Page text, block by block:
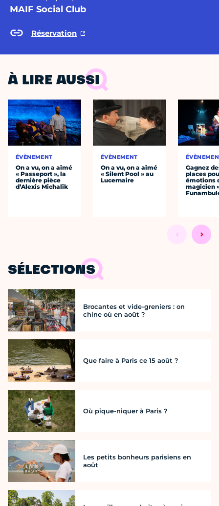
MAIF Social Club
Réservation
À LIRE AUSSI
ÉVÈNEMENT
On a vu, on a aimé
« Passeport », la
dernière pièce
d’Alexis Michalik
ÉVÈNEMENT
On a vu, on a aimé
« Silent Pool » au
Lucernaire
Gagnez
places
émotions
magicien
SÉLECTIONS
Brocantes et vide-greniers : on
chine où en août ?
Que faire à Paris ce 15 août ?
Où pique-niquer à Paris ?
Les petits bonheurs parisiens en
août